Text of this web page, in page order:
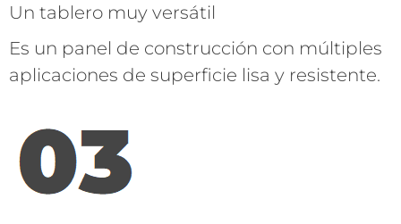
Un tablero muy versátil
Es un panel de construcción con múltiples
aplicaciones de superficie lisa y resistente.